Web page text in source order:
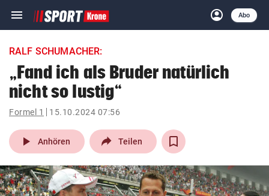
menu Navigation
ein-/ausklappen
account_circle
Anmelden
Abo
close Schließen
account_circle Anmelden
pin_drop
Wien arrow_right
bookmark
RALF SCHUMACHER:
„Fand ich als Bruder natürlich
nicht so lustig“
Formel 1 15.10.2024 07:56
play_arrow Anhören Teilen